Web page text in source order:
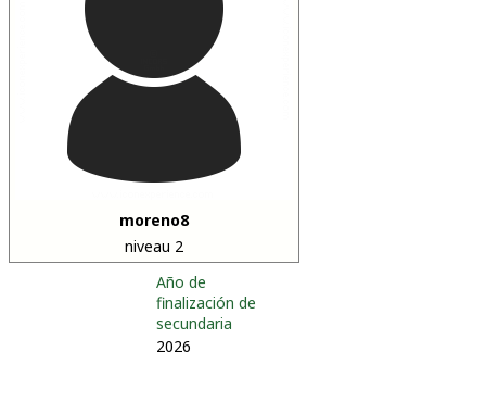
moreno8
niveau 2
Año de
finalización de
secundaria
2026